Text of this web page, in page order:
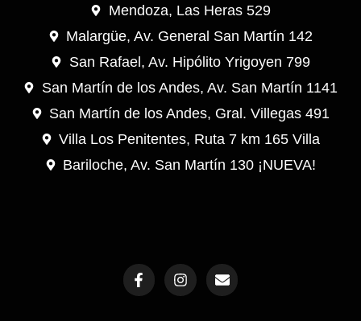
Mendoza, Las Heras 529
Malargüe, Av. General San Martín 142
San Rafael, Av. Hipólito Yrigoyen 799
San Martín de los Andes, Av. San Martín 1141
San Martín de los Andes, Gral. Villegas 491
Villa Los Penitentes, Ruta 7 km 165 Villa
Bariloche, Av. San Martín 130 ¡NUEVA!
F
a
c
I
n
s
E
n
v